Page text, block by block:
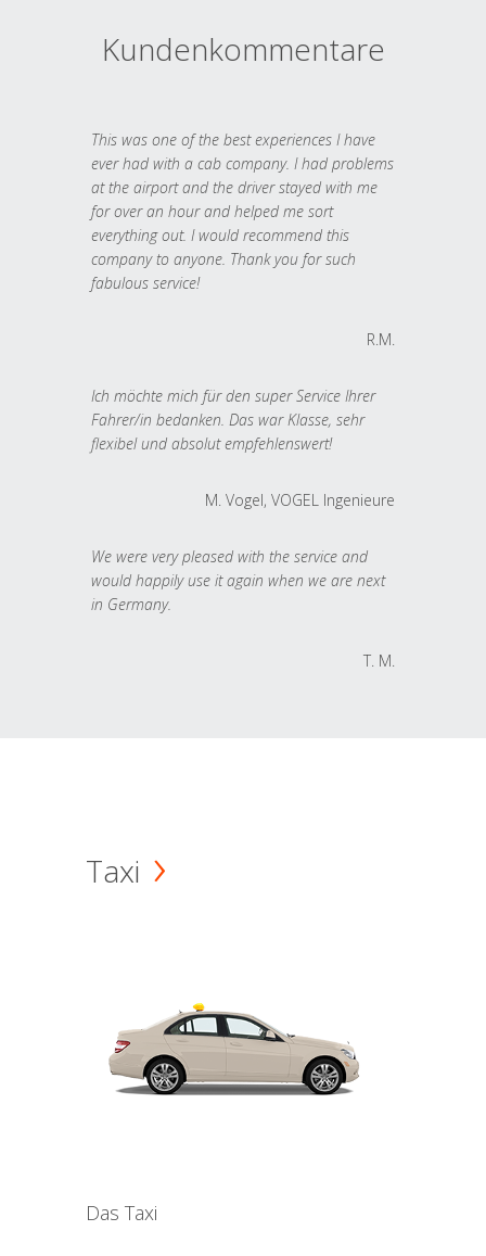
Kundenkommentare
This was one of the best experiences I have
ever had with a cab company. I had problems
at the airport and the driver stayed with me
for over an hour and helped me sort
everything out. I would recommend this
company to anyone. Thank you for such
fabulous service!
R.M.
Ich möchte mich für den super Service Ihrer
Fahrer/in bedanken. Das war Klasse, sehr
flexibel und absolut empfehlenswert!
M. Vogel, VOGEL Ingenieure
We were very pleased with the service and
would happily use it again when we are next
in Germany.
T. M.
Taxi
Das Taxi